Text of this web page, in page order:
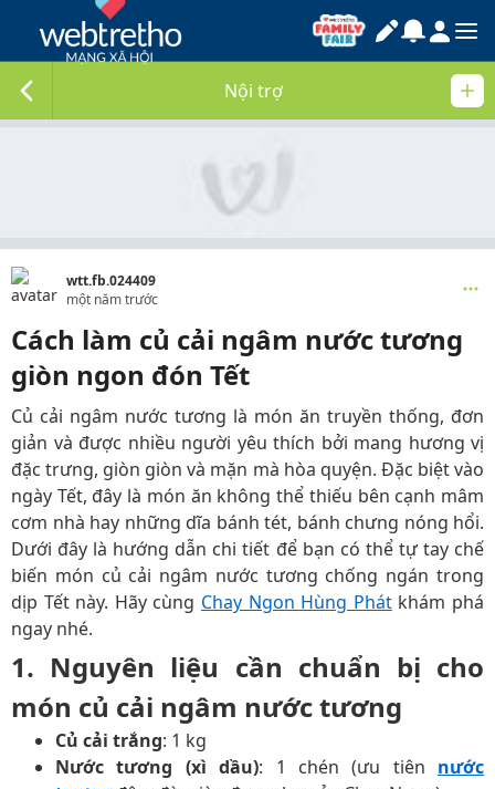
Nội trợ
wtt.fb.024409
một năm trước
Cách làm củ cải ngâm nước tương
giòn ngon đón Tết
Củ cải ngâm nước tương là món ăn truyền thống, đơn
giản và được nhiều người yêu thích bởi mang hương vị
đặc trưng, giòn giòn và mặn mà hòa quyện. Đặc biệt vào
ngày Tết, đây là món ăn không thể thiếu bên cạnh mâm
cơm nhà hay những dĩa bánh tét, bánh chưng nóng hổi.
Dưới đây là hướng dẫn chi tiết để bạn có thể tự tay chế
biến món củ cải ngâm nước tương chống ngán trong
dịp Tết này. Hãy cùng Chay Ngon Hùng Phátkhám phá
ngay nhé.
1. Nguyên liệu cần chuẩn bị cho
món củ cải ngâm nước tương
Củ cải trắng: 1 kg
Nước tương (xì dầu): 1 chén (ưu tiên nước